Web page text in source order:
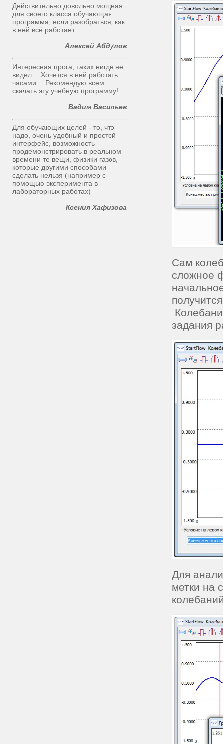
Сам
сложное
задания
Для
метки на
Действительно довольно мощная
для своего класса обучающая
программа, если разобраться, как
в ней всё работает.
Алексей Абдулов
Интересная прога, таких нигде не
видел… Хочется в ней работать
часами… Рекомендую всем
скачать эту учебную программу!
Вадим Васильев
Для обучающих целей - то, что
надо, очень удобный и простой
интерфейс, возможность
продемонстрировать в реальном
времени те вещи, физики газов,
которые другими способами
сделать нельзя (например с
помощью эксперимента в
лабораторных работах)
Ксения Хафизова